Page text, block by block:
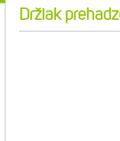
Držiak